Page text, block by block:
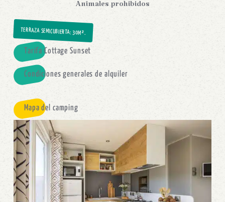
Animales prohibidos
TERRAZA SEMICUBIERTA: 30M².
Tarifa Cottage Sunset
Condiciones generales de alquiler
Mapa del camping